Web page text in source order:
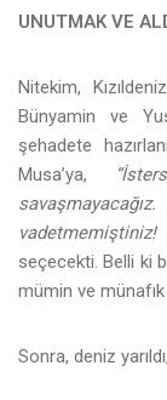
UNUTMAK VE
Nitekim,
Bünyamin ve
şehadete
Musa’ya,
seçecekti. Belli ki
mümin ve
Sonra, deniz